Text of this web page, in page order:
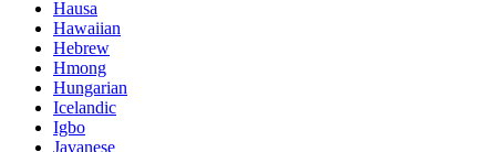
Hausa
Hawaiian
Hebrew
Hmong
Hungarian
Icelandic
Igbo
Javanese